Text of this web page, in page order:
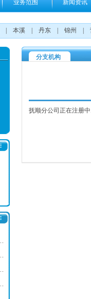
业务范围 新闻资讯
本溪 丹东 锦州
分支机构
抚顺分公司正在注册中